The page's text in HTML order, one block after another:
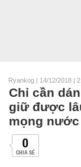
Ryankog | 14/12/2018 |
Chỉ cần
giữ được
mọng
0
CHIA SẺ